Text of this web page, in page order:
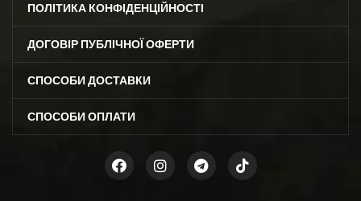
ПОЛІТИКА КОНФІДЕНЦІЙНОСТІ
ДОГОВІР ПУБЛІЧНОЇ ОФЕРТИ
СПОСОБИ ДОСТАВКИ
СПОСОБИ ОПЛАТИ